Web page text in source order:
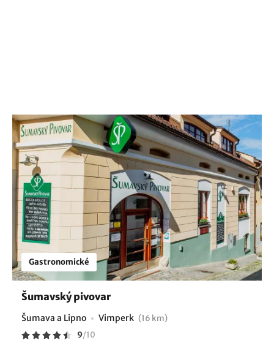
Gastronomické
Šumavský pivovar
Šumava a Lipno Vimperk (16 km)
9/10